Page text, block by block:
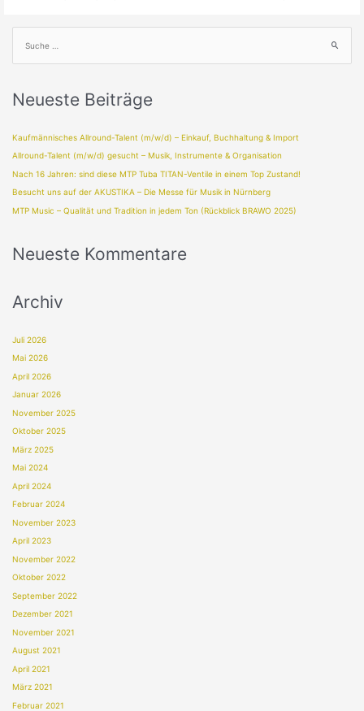
Neueste Beiträge
Kaufmännisches Allround-Talent (m/w/d) – Einkauf, Buchhaltung & Import
Allround-Talent (m/w/d) gesucht – Musik, Instrumente & Organisation
Nach 16 Jahren: sind diese MTP Tuba TITAN-Ventile in einem Top Zustand!
Besucht uns auf der AKUSTIKA – Die Messe für Musik in Nürnberg
MTP Music – Qualität und Tradition in jedem Ton (Rückblick BRAWO 2025)
Neueste Kommentare
Archiv
Juli 2026
Mai 2026
April 2026
Januar 2026
November 2025
Oktober 2025
März 2025
Mai 2024
April 2024
Februar 2024
November 2023
April 2023
November 2022
Oktober 2022
September 2022
Dezember 2021
November 2021
August 2021
April 2021
März 2021
Februar 2021